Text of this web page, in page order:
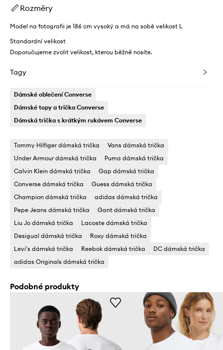
Rozměry
Model na fotografii je 186 cm vysoký a má na sobě velikost L
Standardní velikost
Doporučujeme zvolit velikost, kterou běžně nosíte.
Tagy
Dámské oblečení Converse
Dámské topy a trička Converse
Dámská trička s krátkým rukávem Converse
Tommy Hilfiger dámská trička
Vans dámská trička
Under Armour dámská trička
Puma dámská trička
Calvin Klein dámská trička
Gap dámská trička
Converse dámská trička
Guess dámská trička
Champion dámská trička
adidas dámská trička
Pepe Jeans dámská trička
Gant dámská trička
Liu Jo dámská trička
Lacoste dámská trička
Desigual dámská trička
Roxy dámská trička
Levi's dámská trička
Reebok dámská trička
DC dámská trička
adidas Originals dámská trička
Podobné produkty